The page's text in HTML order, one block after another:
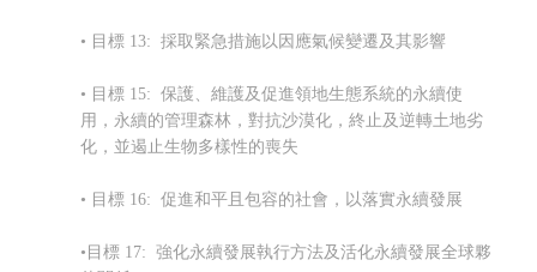
• 目標 13: 採取緊急措施以因應氣候變遷及其影響
• 目標 15: 保護、維護及促進領地生態系統的永續使
用，永續的管理森林，對抗沙漠化，終止及逆轉土地劣
化，並遏止生物多樣性的喪失
• 目標 16: 促進和平且包容的社會，以落實永續發展
•目標 17: 強化永續發展執行方法及活化永續發展全球夥